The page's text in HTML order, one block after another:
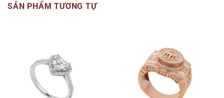
SẢN PHẨM TƯƠNG TỰ